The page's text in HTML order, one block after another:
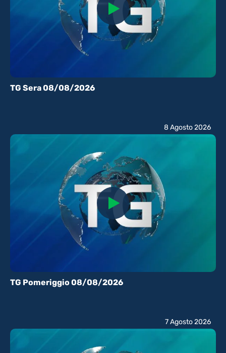
TG Sera 08/08/2026
TG Pomeriggio 08/08/2026
8 Agosto 2026
7 Agosto 2026